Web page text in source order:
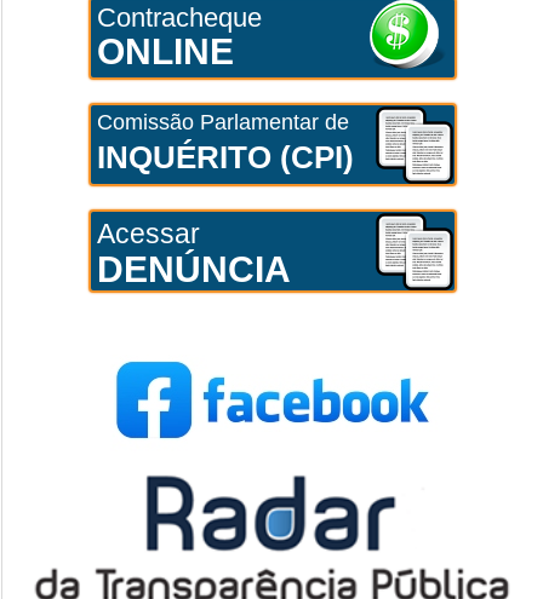
Contracheque
ONLINE
Comissão Parlamentar de
INQUÉRITO (CPI)
Acessar
DENÚNCIA